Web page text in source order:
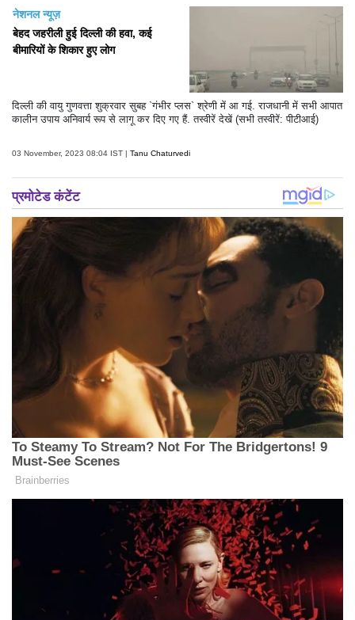
नेशनल न्यूज़
बेहद जहरीली हुई दिल्ली की हवा, कई
बीमारियों के शिकार हुए लोग
दिल्ली की वायु गुणवत्ता शुक्रवार सुबह `गंभीर प्लस` श्रेणी में आ गई. राजधानी में सभी आपात
कालीन उपाय अनिवार्य रूप से लागू कर दिए गए हैं. तस्वीरें देखें (सभी तस्वीरें: पीटीआई)
03 November, 2023 08:04 IST | Tanu Chaturvedi